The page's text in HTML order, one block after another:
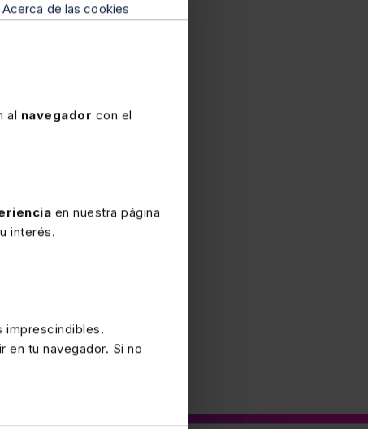
Acerca de las cookies
al navegador con el
en nuestra página
interés.
imprescindibles.
en tu navegador. Si no
Mementos”,
ha sido